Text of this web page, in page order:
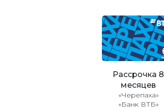
Рассрочка 8
месяцев
«Черепаха»
«Банк ВТБ»